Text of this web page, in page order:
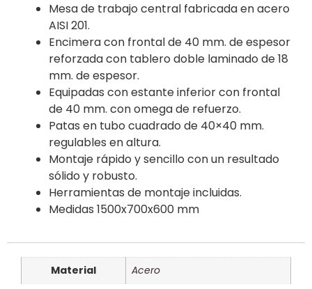
Mesa de trabajo central fabricada en acero
AISI 201.
Encimera con frontal de 40 mm. de espesor
reforzada con tablero doble laminado de 18
mm. de espesor.
Equipadas con estante inferior con frontal
de 40 mm. con omega de refuerzo.
Patas en tubo cuadrado de 40×40 mm.
regulables en altura.
Montaje rápido y sencillo con un resultado
sólido y robusto.
Herramientas de montaje incluidas.
Medidas 1500x700x600 mm
Material Acero